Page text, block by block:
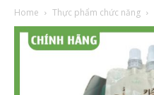
Home Thực phẩm chức năng